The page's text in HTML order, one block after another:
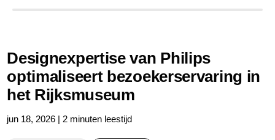
Designexpertise van Philips
optimaliseert bezoekerservaring in
het Rijksmuseum
jun 18, 2026 | 2 minuten leestijd